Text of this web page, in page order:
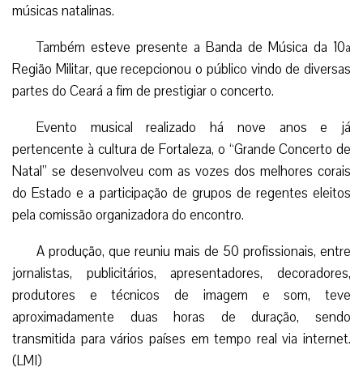
músicas natalinas.
Também esteve presente a Banda de Música da 10ª
Região Militar, que recepcionou o público vindo de diversas
partes do Ceará a fim de prestigiar o concerto.
Evento musical realizado há nove anos e já
pertencente à cultura de Fortaleza, o “Grande Concerto de
Natal” se desenvolveu com as vozes dos melhores corais
do Estado e a participação de grupos de regentes eleitos
pela comissão organizadora do encontro.
A produção, que reuniu mais de 50 profissionais, entre
jornalistas, publicitários, apresentadores, decoradores,
produtores e técnicos de imagem e som, teve
aproximadamente duas horas de duração, sendo
transmitida para vários países em tempo real via internet.
(LMI)